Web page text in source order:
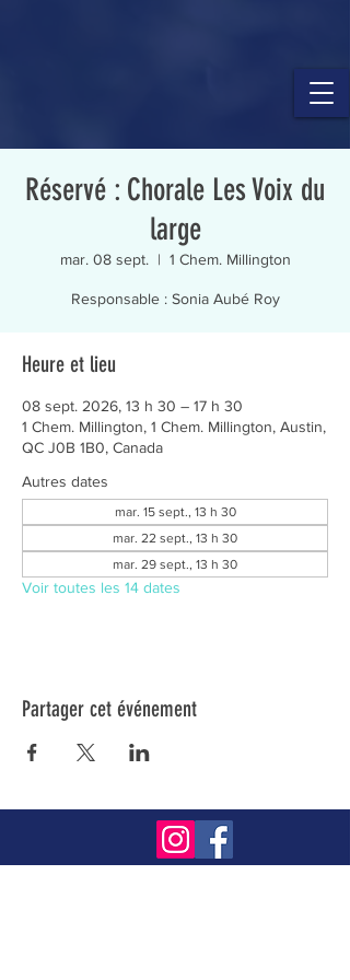
Réservé : Chorale Les Voix du
large
mar. 08 sept.
  |
1 Chem. Millington
Responsable : Sonia Aubé Roy
Heure et lieu
08 sept. 2026, 13 h 30 – 17 h 30
1 Chem. Millington, 1 Chem. Millington, Austin,
QC J0B 1B0, Canada
Autres dates
mar. 15 sept., 13 h 30
mar. 22 sept., 13 h 30
mar. 29 sept., 13 h 30
Voir toutes les 14 dates
Partager cet événement